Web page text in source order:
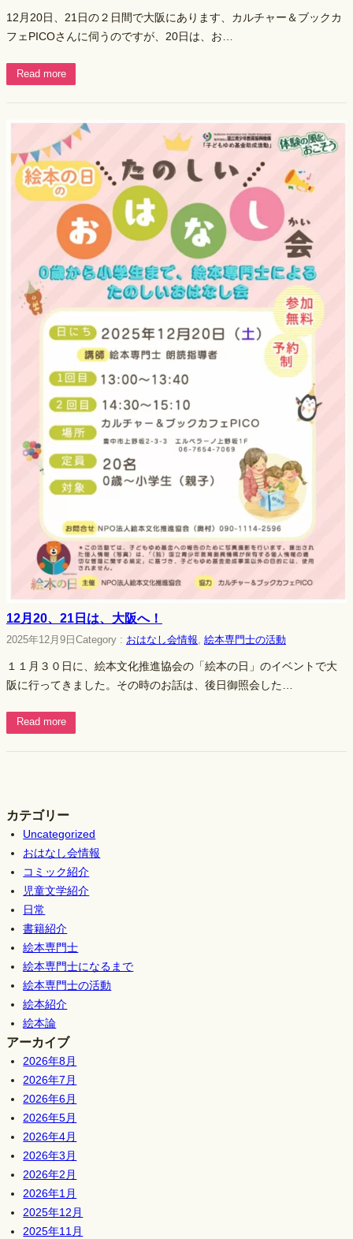
12月20日、21日の２日間で大阪にあります、カルチャー＆ブックカ
フェPICOさんに伺うのですが、20日は、お…
Read more
12月20、21日は、大阪へ！
2025年12月9日 Category : おはなし会情報, 絵本専門士の活動
１１月３０日に、絵本文化推進協会の「絵本の日」のイベントで大
阪に行ってきました。その時のお話は、後日御照会した…
Read more
カテゴリー
Uncategorized
おはなし会情報
コミック紹介
児童文学紹介
日常
書籍紹介
絵本専門士
絵本専門士になるまで
絵本専門士の活動
絵本紹介
絵本論
アーカイブ
2026年8月
2026年7月
2026年6月
2026年5月
2026年4月
2026年3月
2026年2月
2026年1月
2025年12月
2025年11月